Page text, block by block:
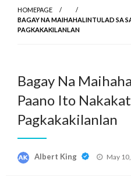
HOMEPAGE
BAGAY NA MAIHAHALINTULAD SA
PAGKAKAKILANLAN
Bagay Na
Paano Ito
Pagkakakilanlan
Albert King
Posted
May